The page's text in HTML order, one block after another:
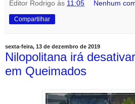
Editor Rodrigo às 11:05 Nenhum
Compartilhar
sexta-feira, 13 de dezembro de 2019
Nilopolitana irá
em Queimados